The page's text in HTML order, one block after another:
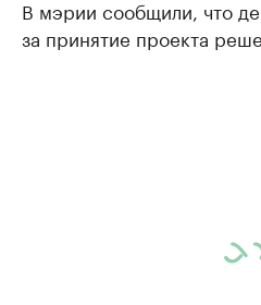
В мэрии сообщили, что
за принятие проекта